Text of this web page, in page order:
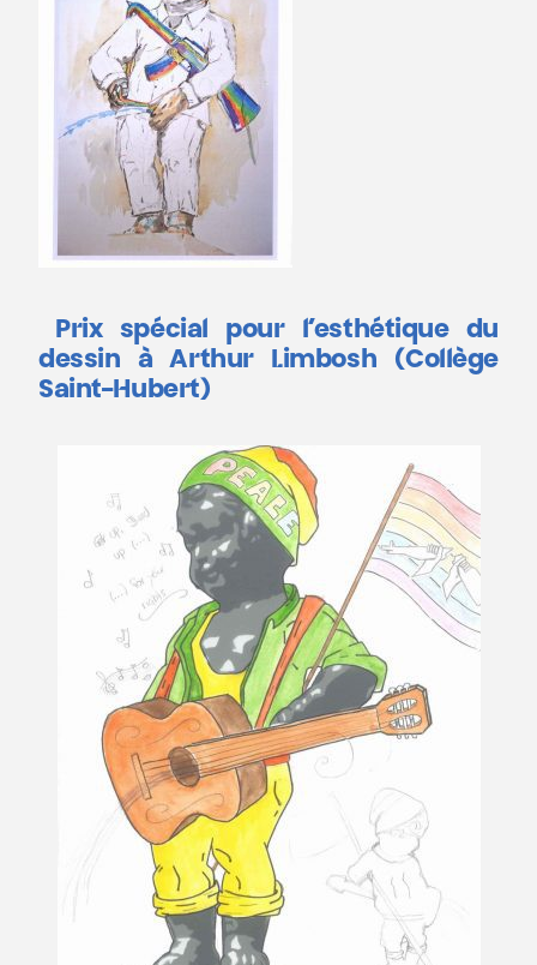
Prix spécial pour l’esthétique du
dessin à Arthur Limbosh (Collège
Saint-Hubert)